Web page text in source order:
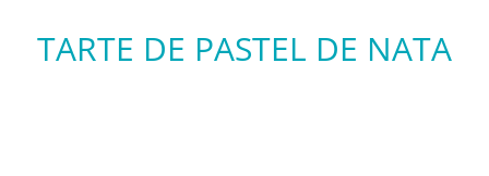
TARTE DE PASTEL DE NATA